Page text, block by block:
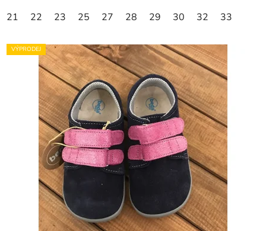
21 22 23 25 27 28 29 30 32 33
VÝPRODEJ